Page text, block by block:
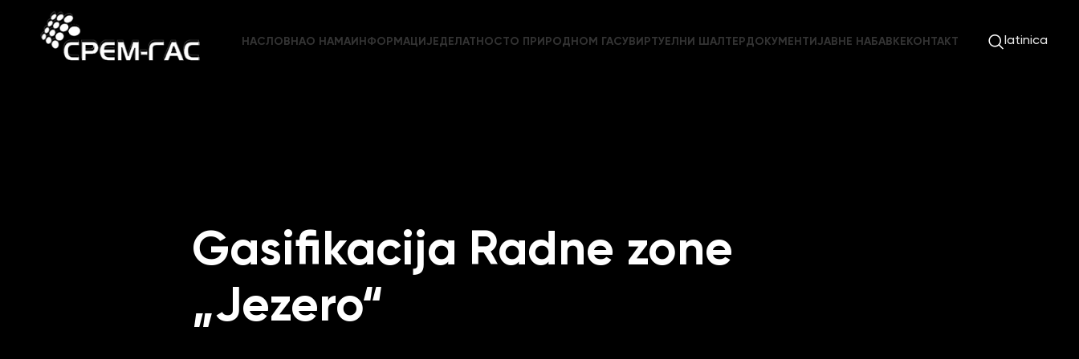
НАСЛОВНАО НАМАИНФОРМАЦИЈЕДЕЛАТНОСТО ПРИРОДНОМ ГАСУВИРТУЕЛНИ ШАЛТЕРДОКУМЕНТИ ЈАВНЕ НАБАВКЕ КОНТАКТ latinica
Gasifikacija Radne zone
„Jezero“